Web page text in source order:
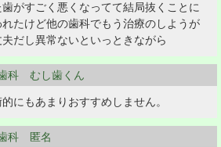
がすごく悪くなってて結局抜くことに
たけど他の歯科でもう治療のしようが
だし異常ないといっときながら
科 むし歯くん
にもあまりおすすめしません。
科 匿名